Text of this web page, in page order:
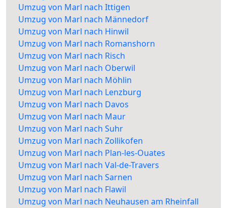
Umzug von Marl nach Ittigen
Umzug von Marl nach Männedorf
Umzug von Marl nach Hinwil
Umzug von Marl nach Romanshorn
Umzug von Marl nach Risch
Umzug von Marl nach Oberwil
Umzug von Marl nach Möhlin
Umzug von Marl nach Lenzburg
Umzug von Marl nach Davos
Umzug von Marl nach Maur
Umzug von Marl nach Suhr
Umzug von Marl nach Zollikofen
Umzug von Marl nach Plan-les-Ouates
Umzug von Marl nach Val-de-Travers
Umzug von Marl nach Sarnen
Umzug von Marl nach Flawil
Umzug von Marl nach Neuhausen am Rheinfall